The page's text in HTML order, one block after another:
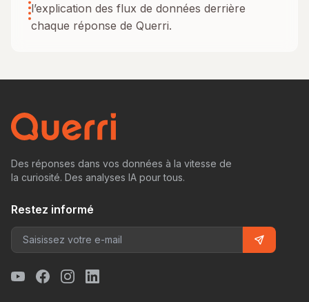
l’explication des flux de données derrière
chaque réponse de Querri.
Des réponses dans vos données à la vitesse de
la curiosité. Des analyses IA pour tous.
Restez informé